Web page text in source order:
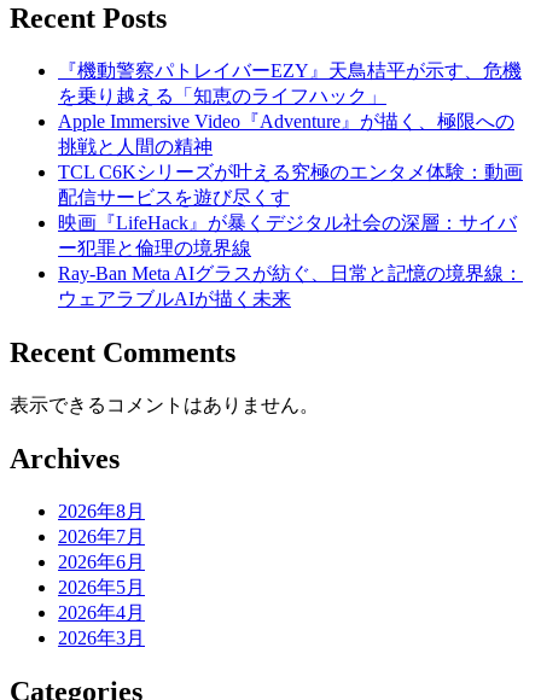
Recent Posts
『機動警察パトレイバーEZY』天鳥桔平が示す、危機
を乗り越える「知恵のライフハック」
Apple Immersive Video『Adventure』が描く、極限への
挑戦と人間の精神
TCL C6Kシリーズが叶える究極のエンタメ体験：動画
配信サービスを遊び尽くす
映画『LifeHack』が暴くデジタル社会の深層：サイバ
ー犯罪と倫理の境界線
Ray-Ban Meta AIグラスが紡ぐ、日常と記憶の境界線：
ウェアラブルAIが描く未来
Recent Comments
表示できるコメントはありません。
Archives
2026年8月
2026年7月
2026年6月
2026年5月
2026年4月
2026年3月
Categories